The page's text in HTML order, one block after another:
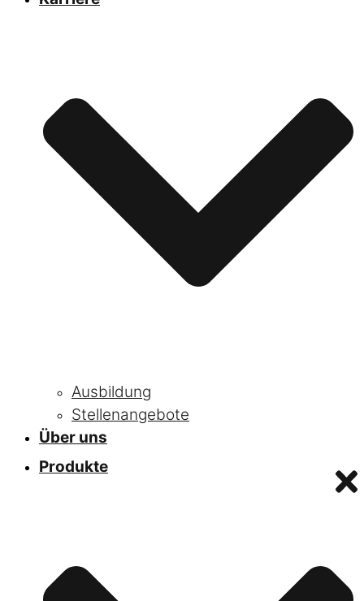
Ausbildung
Stellenangebote
Über uns
Produkte